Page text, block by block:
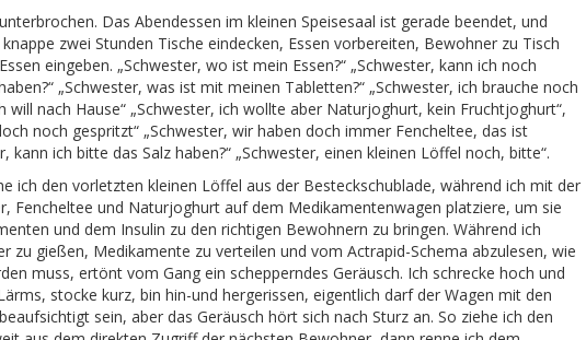
Das Abendessen im kleinen Speisesaal ist gerade beendet, und
zwei Stunden Tische eindecken, Essen vorbereiten, Bewohner zu Tisch
eingeben. „Schwester, wo ist mein Essen?“ „Schwester, kann ich noch
„Schwester, was ist mit meinen Tabletten?“ „Schwester, ich brauche noch
will nach Hause“ „Schwester, ich wollte aber Naturjoghurt, kein Fruchtjoghurt“,
noch gespritzt“ „Schwester, wir haben doch immer Fencheltee, das ist
kann ich bitte das Salz haben?“ „Schwester, einen kleinen Löffel noch, bitte“.
ich den vorletzten kleinen Löffel aus der Besteckschublade, während ich mit der
Fencheltee und Naturjoghurt auf dem Medikamentenwagen platziere, um sie
und dem Insulin zu den richtigen Bewohnern zu bringen. Während ich
zu gießen, Medikamente zu verteilen und vom Actrapid-Schema abzulesen, wie
muss, ertönt vom Gang ein schepperndes Geräusch. Ich schrecke hoch und
stocke kurz, bin hin-und hergerissen, eigentlich darf der Wagen mit den
sein, aber das Geräusch hört sich nach Sturz an. So ziehe ich den